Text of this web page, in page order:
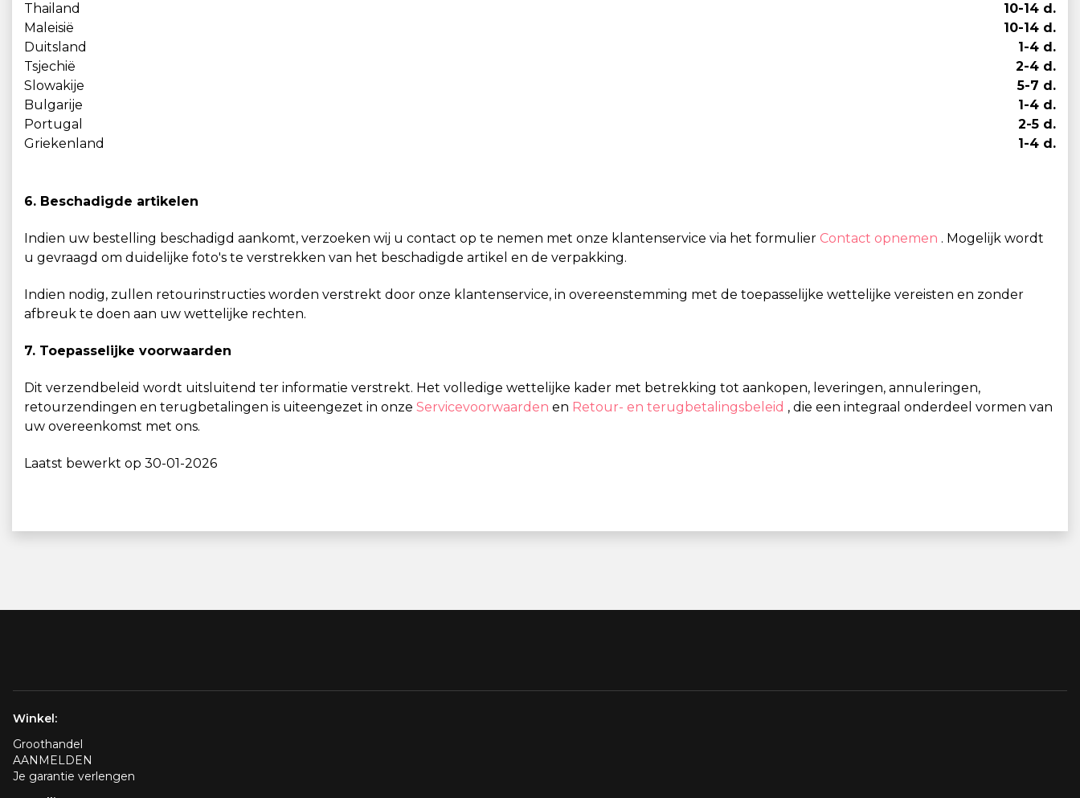
Thailand
10-14 d.
Maleisië
10-14 d.
Duitsland
1-4 d.
Tsjechië
2-4 d.
Slowakije
5-7 d.
Bulgarije
1-4 d.
Portugal
2-5 d.
Griekenland
1-4 d.
6. Beschadigde artikelen
Indien uw bestelling beschadigd aankomt, verzoeken wij u contact op te nemen met onze klantenservice via het formulier Contact opnemen . Mogelijk wordt
u gevraagd om duidelijke foto's te verstrekken van het beschadigde artikel en de verpakking.
Indien nodig, zullen retourinstructies worden verstrekt door onze klantenservice, in overeenstemming met de toepasselijke wettelijke vereisten en zonder
afbreuk te doen aan uw wettelijke rechten.
7. Toepasselijke voorwaarden
Dit verzendbeleid wordt uitsluitend ter informatie verstrekt. Het volledige wettelijke kader met betrekking tot aankopen, leveringen, annuleringen,
retourzendingen en terugbetalingen is uiteengezet in onze Servicevoorwaarden en Retour- en terugbetalingsbeleid , die een integraal onderdeel vormen van
uw overeenkomst met ons.
Laatst bewerkt op 30-01-2026
Winkel:
Groothandel
AANMELDEN
Je garantie verlengen